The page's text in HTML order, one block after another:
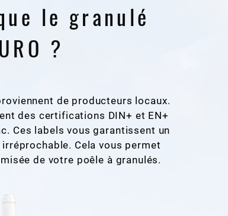
le granulé
?
de producteurs locaux.
des certifications DIN+ et EN+
Ces labels vous garantissent un
Cela vous permet
de votre poêle à granulés.